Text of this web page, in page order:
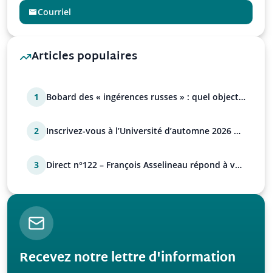
Courriel
Articles populaires
1
Bobard des « ingérences russes » : quel objectif
2
Inscrivez-vous à l’Université d’automne 2026 de
3
Direct n°122 – François Asselineau répond à vos
Recevez notre lettre d'information